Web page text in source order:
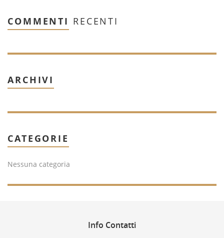
COMMENTI RECENTI
ARCHIVI
CATEGORIE
Nessuna categoria
Info Contatti